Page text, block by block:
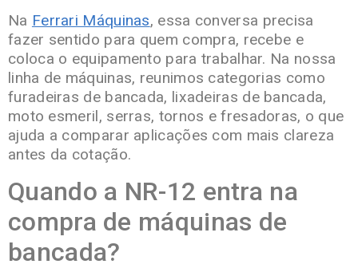
Na Ferrari Máquinas, essa conversa precisa
fazer sentido para quem compra, recebe e
coloca o equipamento para trabalhar. Na nossa
linha de máquinas, reunimos categorias como
furadeiras de bancada, lixadeiras de bancada,
moto esmeril, serras, tornos e fresadoras, o que
ajuda a comparar aplicações com mais clareza
antes da cotação.
Quando a NR-12 entra na
compra de máquinas de
bancada?